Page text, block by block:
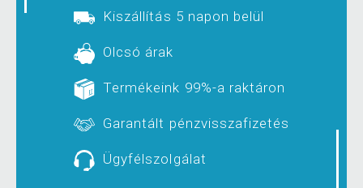
Kiszállítás 5 napon belül
Olcsó árak
Termékeink 99%-a raktáron
Garantált pénzvisszafizetés
Ügyfélszolgálat